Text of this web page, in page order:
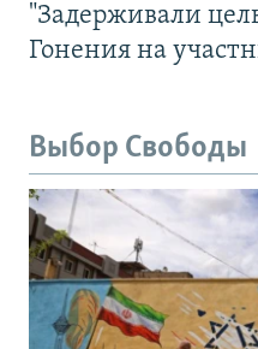
"Задерживали
Гонения на
Выбор Свободы